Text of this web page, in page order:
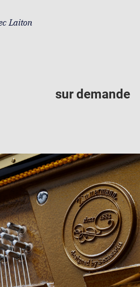
Laiton
sur demande